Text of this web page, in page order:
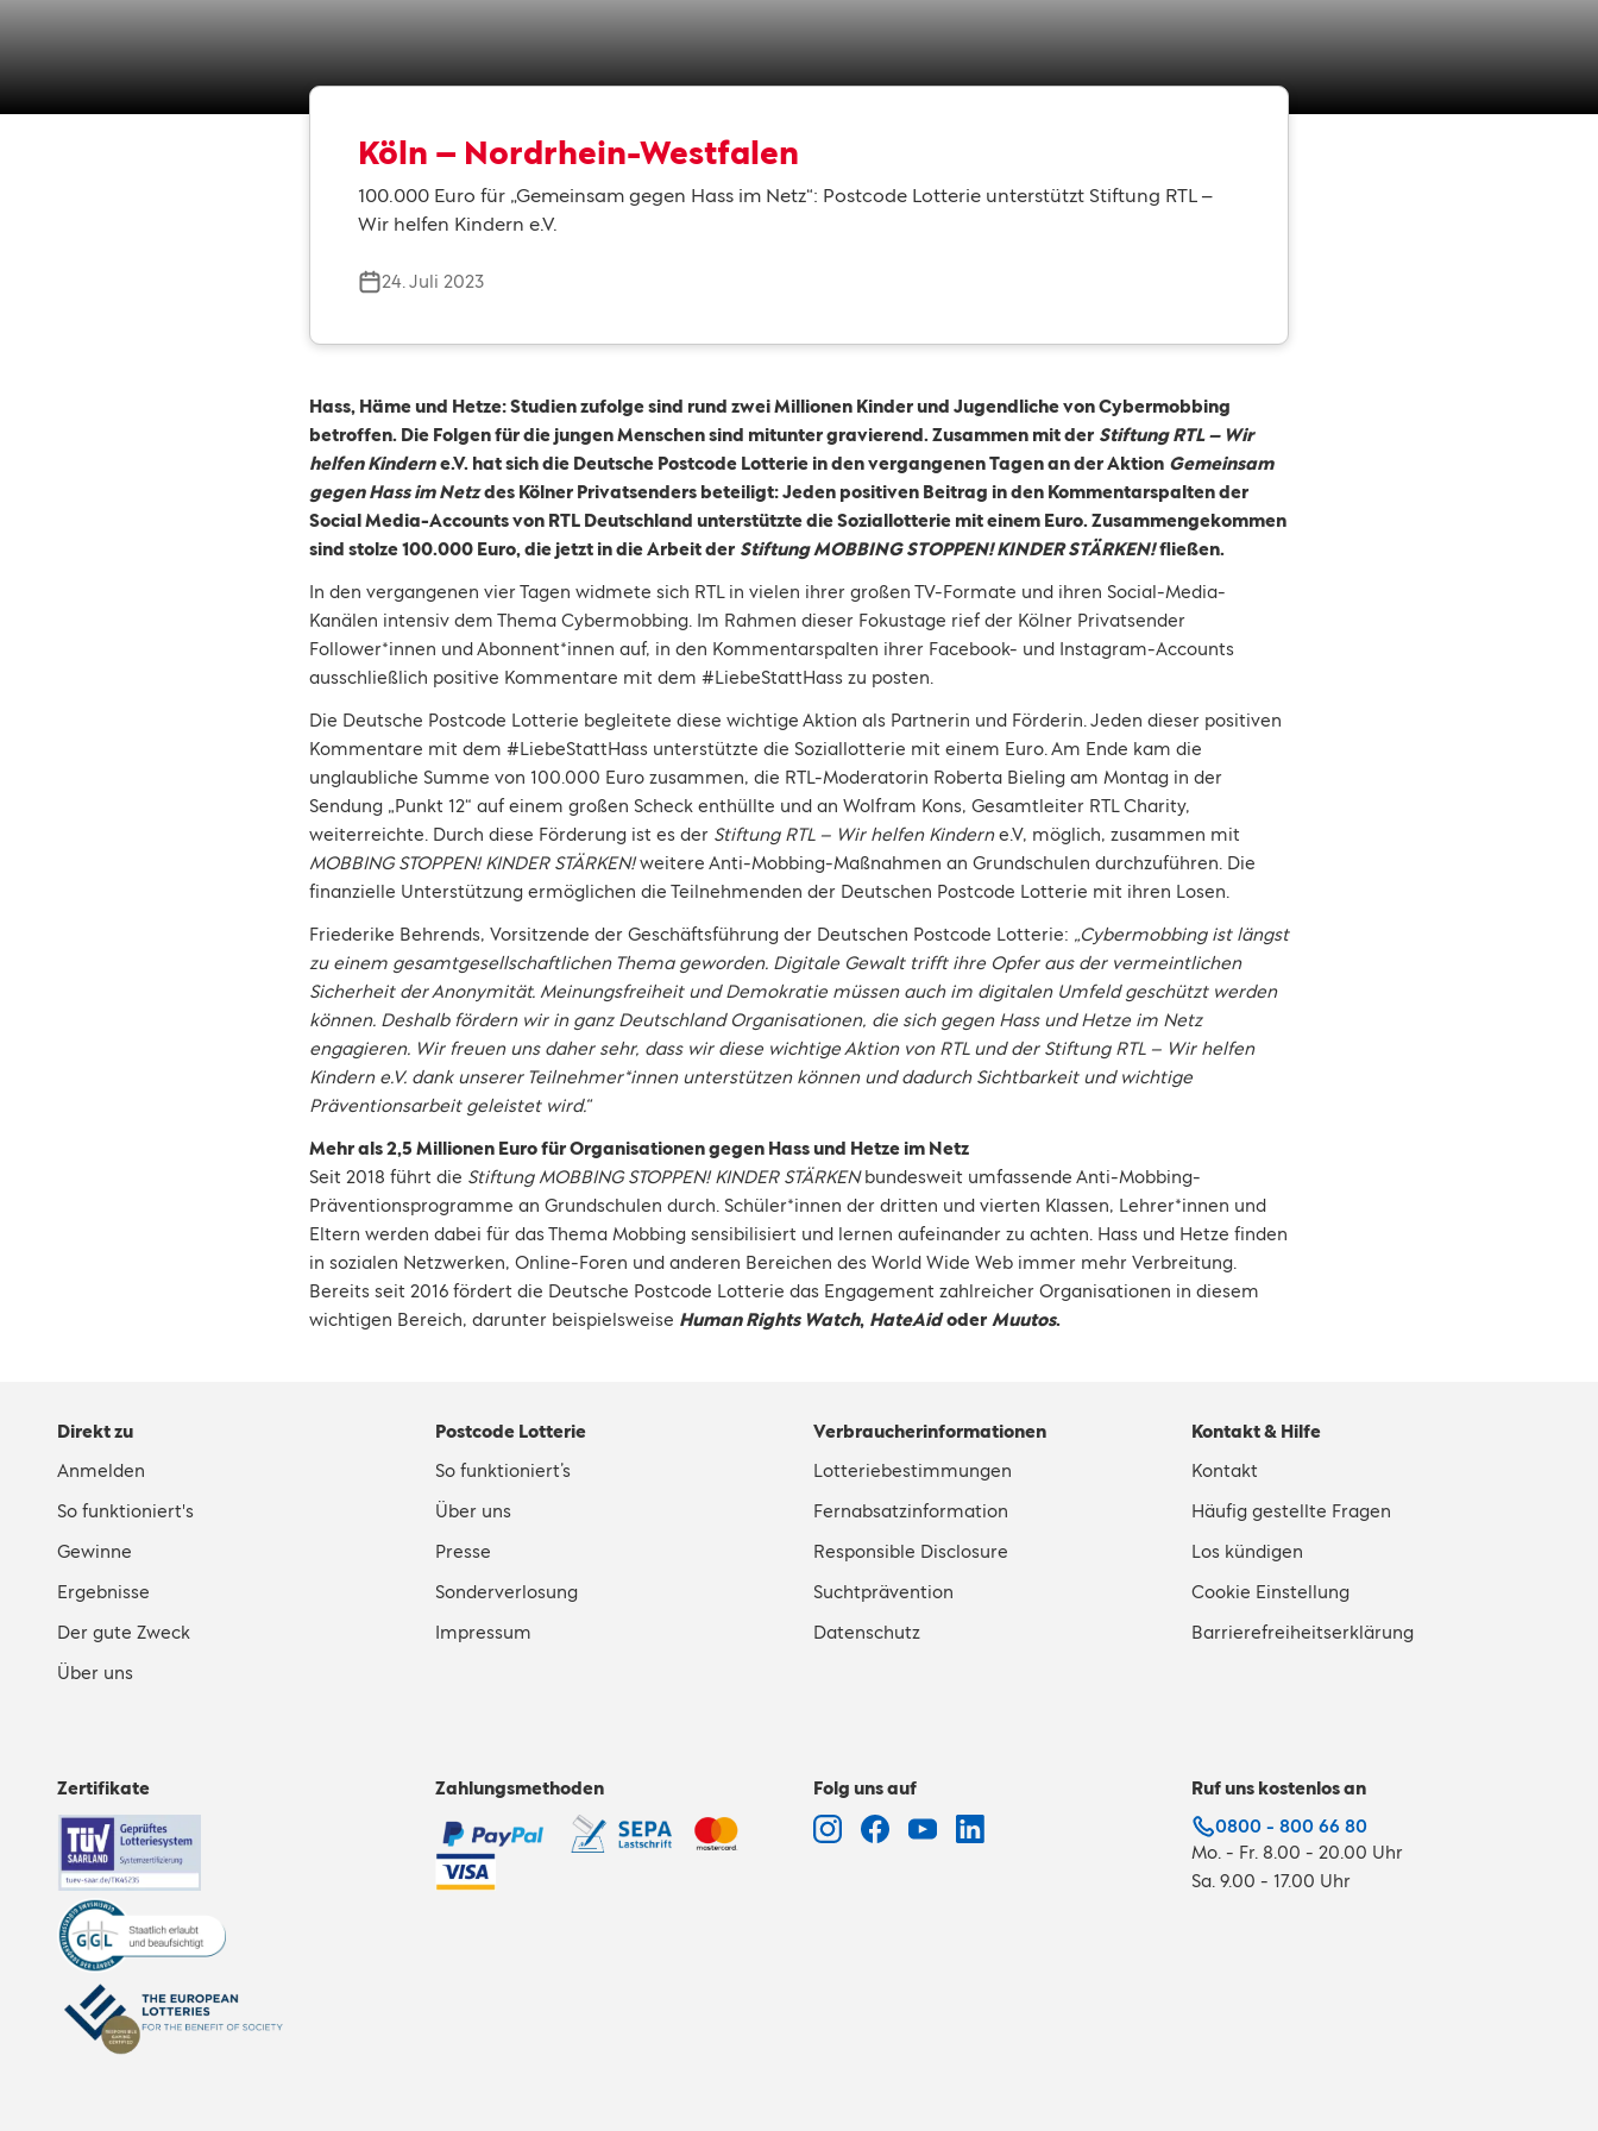
Köln – Nordrhein-Westfalen
100.000 Euro für „Gemeinsam gegen Hass im Netz“: Postcode Lotterie unterstützt Stiftung RTL –
Wir helfen Kindern e.V.
24. Juli 2023
Hass, Häme und Hetze: Studien zufolge sind rund zwei Millionen Kinder und Jugendliche von Cybermobbing
betroffen. Die Folgen für die jungen Menschen sind mitunter gravierend. Zusammen mit der Stiftung RTL – Wir
helfen Kindern e.V. hat sich die Deutsche Postcode Lotterie in den vergangenen Tagen an der Aktion Gemeinsam
gegen Hass im Netz des Kölner Privatsenders beteiligt: Jeden positiven Beitrag in den Kommentarspalten der
Social Media-Accounts von RTL Deutschland unterstützte die Soziallotterie mit einem Euro. Zusammengekommen
sind stolze 100.000 Euro, die jetzt in die Arbeit der Stiftung MOBBING STOPPEN! KINDER STÄRKEN! fließen.
In den vergangenen vier Tagen widmete sich RTL in vielen ihrer großen TV-Formate und ihren Social-Media-
Kanälen intensiv dem Thema Cybermobbing. Im Rahmen dieser Fokustage rief der Kölner Privatsender
Follower*innen und Abonnent*innen auf, in den Kommentarspalten ihrer Facebook- und Instagram-Accounts
ausschließlich positive Kommentare mit dem #LiebeStattHass zu posten.
Die Deutsche Postcode Lotterie begleitete diese wichtige Aktion als Partnerin und Förderin. Jeden dieser positiven
Kommentare mit dem #LiebeStattHass unterstützte die Soziallotterie mit einem Euro. Am Ende kam die
unglaubliche Summe von 100.000 Euro zusammen, die RTL-Moderatorin Roberta Bieling am Montag in der
Sendung „Punkt 12“ auf einem großen Scheck enthüllte und an Wolfram Kons, Gesamtleiter RTL Charity,
weiterreichte. Durch diese Förderung ist es der Stiftung RTL – Wir helfen Kinderne.V, möglich, zusammen mit
MOBBING STOPPEN! KINDER STÄRKEN!weitere Anti-Mobbing-Maßnahmen an Grundschulen durchzuführen. Die
finanzielle Unterstützung ermöglichen die Teilnehmenden der Deutschen Postcode Lotterie mit ihren Losen.
Friederike Behrends, Vorsitzende der Geschäftsführung der Deutschen Postcode Lotterie: „Cybermobbing ist längst
zu einem gesamtgesellschaftlichen Thema geworden. Digitale Gewalt trifft ihre Opfer aus der vermeintlichen
Sicherheit der Anonymität. Meinungsfreiheit und Demokratie müssen auch im digitalen Umfeld geschützt werden
können. Deshalb fördern wir in ganz Deutschland Organisationen, die sich gegen Hass und Hetze im Netz
engagieren. Wir freuen uns daher sehr, dass wir diese wichtige Aktion von RTL und der Stiftung RTL – Wir helfen
Kindern e.V. dank unserer Teilnehmer*innen unterstützen können und dadurch Sichtbarkeit und wichtige
Präventionsarbeit geleistet wird.“
Mehr als 2,5 Millionen Euro für Organisationen gegen Hass und Hetze im Netz
Seit 2018 führt die Stiftung MOBBING STOPPEN! KINDER STÄRKENbundesweit umfassende Anti-Mobbing-
Präventionsprogramme an Grundschulen durch. Schüler*innen der dritten und vierten Klassen, Lehrer*innen und
Eltern werden dabei für das Thema Mobbing sensibilisiert und lernen aufeinander zu achten. Hass und Hetze finden
in sozialen Netzwerken, Online-Foren und anderen Bereichen des World Wide Web immer mehr Verbreitung.
Bereits seit 2016 fördert die Deutsche Postcode Lotterie das Engagement zahlreicher Organisationen in diesem
wichtigen Bereich, darunter beispielsweise Human Rights Watch, HateAid oder Muutos.
Direkt zu
Anmelden
So funktioniert's
Gewinne
Ergebnisse
Der gute Zweck
Über uns
Postcode Lotterie
So funktioniert’s
Über uns
Presse
Sonderverlosung
Impressum
Verbraucherinformationen
Lotteriebestimmungen
Fernabsatzinformation
Responsible Disclosure
Suchtprävention
Datenschutz
Kontakt & Hilfe
Kontakt
Häufig gestellte Fragen
Los kündigen
Cookie Einstellung
Barrierefreiheitserklärung
Zertifikate Zahlungsmethoden Folg uns auf
Ruf uns kostenlos an
0800 - 800 66 80
Mo. - Fr. 8.00 - 20.00 Uhr
Sa. 9.00 - 17.00 Uhr